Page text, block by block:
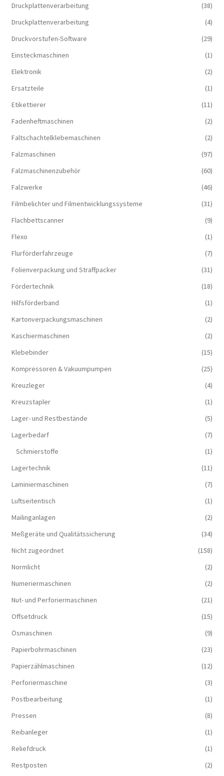
Druckplattenverarbeitung
(38)
Druckplattenverarbeitung
(4)
Druckvorstufen-Software
(29)
Einsteckmaschinen
(1)
Elektronik
(2)
Ersatzteile
(1)
Etikettierer
(11)
Fadenheftmaschinen
(2)
Faltschachtelklebemaschinen
(2)
Falzmaschinen
(97)
Falzmaschinenzubehör
(60)
Falzwerke
(46)
Filmbelichter und Filmentwicklungssysteme
(31)
Flachbettscanner
(9)
Flexo
(1)
Flurförderfahrzeuge
(7)
Folienverpackung und Straffpacker
(31)
Fördertechnik
(18)
Hilfsförderband
(1)
Kartonverpackungsmaschinen
(2)
Kaschiermaschinen
(2)
Klebebinder
(15)
Kompressoren & Vakuum­pumpen
(25)
Kreuzleger
(4)
Kreuzstapler
(1)
Lager- und Restbestände
(5)
Lagerbedarf
(7)
Schmierstoffe
(1)
Lagertechnik
(11)
Laminiermaschinen
(7)
Luftseitentisch
(1)
Mailinganlagen
(2)
Meßgeräte und Qualitätssicherung
(34)
Nicht zugeordnet
(158)
Normlicht
(2)
Numeriermaschinen
(2)
Nut- und Perforiermaschinen
(21)
Offsetdruck
(15)
Ösmaschinen
(9)
Papierbohrmaschinen
(23)
Papierzählmaschinen
(12)
Perforiermaschine
(3)
Postbearbeitung
(1)
Pressen
(8)
Reibanleger
(1)
Reliefdruck
(1)
Restposten
(2)